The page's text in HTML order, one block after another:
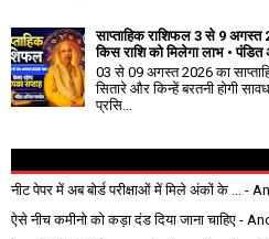
साप्ताहिक राशिफल 3 से 9 अगस्त
किस राशि को मिलेगा लाभ • पंडित
03 से 09 अगस्त 2026 का
सितारे और किन्हें बरतनी होगी
प्रसि...
नीट पेपर में अब बोर्ड परीक्षाओं में मिले अंकों के ... -
ऐसे नीच कमीनो को कड़ा दंड दिया जाना चाहिए -